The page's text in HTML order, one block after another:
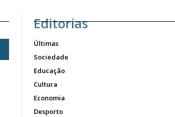
Editorias
Últimas
Sociedade
Educação
Cultura
Economia
Desporto